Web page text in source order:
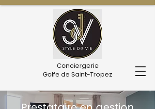
Conciergerie
Golfe de Saint-Tropez